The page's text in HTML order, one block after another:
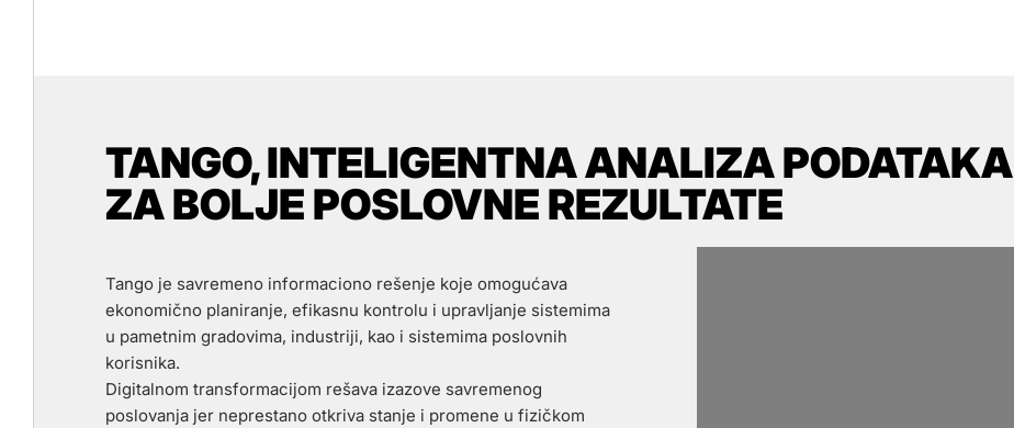
TANGO, INTELIGENTNA ANALIZA PODATAKA
ZA BOLJE POSLOVNE REZULTATE
Tango je savremeno informaciono rešenje koje omogućava
ekonomično planiranje, efikasnu kontrolu i upravljanje sistemima
u pametnim gradovima, industriji, kao i sistemima poslovnih
korisnika.
Digitalnom transformacijom rešava izazove savremenog
poslovanja jer neprestano otkriva stanje i promene u fizičkom